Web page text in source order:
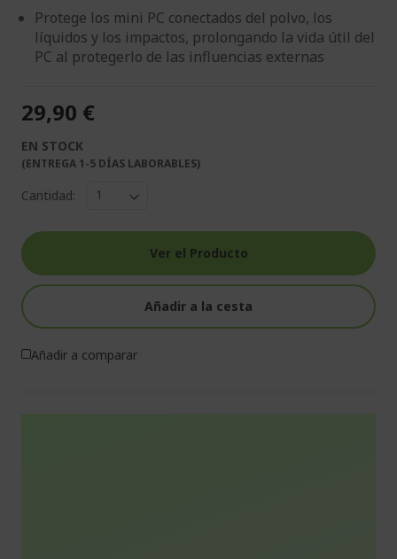
Protege los mini PC conectados del polvo, los
líquidos y los impactos, prolongando la vida útil del
PC al protegerlo de las influencias externas
29,90 €
EN STOCK
(ENTREGA 1-5 DÍAS LABORABLES)
Cantidad:
Ver el Producto
Añadir a la cesta
Añadir a comparar